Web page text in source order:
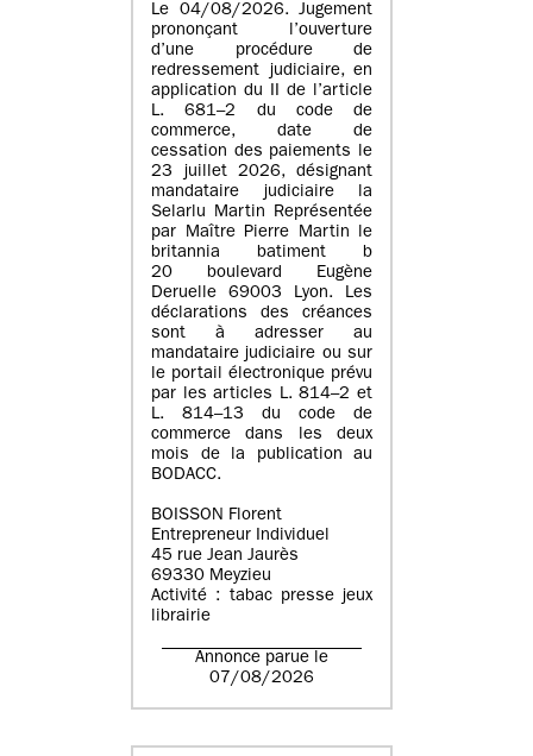
Le 04/08/2026. Jugement
prononçant l’ouverture
d’une procédure de
redressement judiciaire, en
application du II de l’article
L. 681–2 du code de
commerce, date de
cessation des paiements le
23 juillet 2026, désignant
mandataire judiciaire la
Selarlu Martin Représentée
par Maître Pierre Martin le
britannia batiment b
20 boulevard Eugène
Deruelle 69003 Lyon. Les
déclarations des créances
sont à adresser au
mandataire judiciaire ou sur
le portail électronique prévu
par les articles L. 814–2 et
L. 814–13 du code de
commerce dans les deux
mois de la publication au
BODACC.
BOISSON Florent
Entrepreneur Individuel
45 rue Jean Jaurès
69330 Meyzieu
Activité : tabac presse jeux
librairie
Annonce parue le
07/08/2026